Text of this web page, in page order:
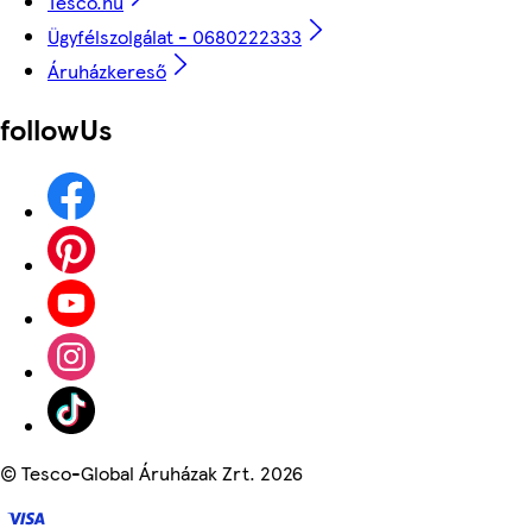
Ügyfélszolgálat - 0680222333
Áruházkereső
followUs
©Tesco-Global Áruházak Zrt. 2026